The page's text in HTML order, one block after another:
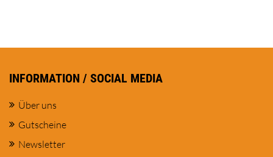
INFORMATION / SOCIAL MEDIA
Über uns
Gutscheine
Newsletter